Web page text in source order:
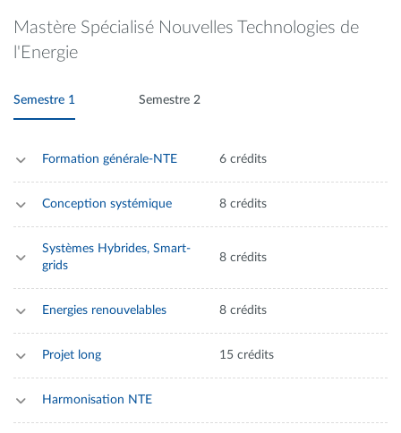
Mastère Spécialisé Nouvelles Technologies de
l'Energie
Semestre 1 Semestre 2
Formation générale-NTE 6 crédits
Conception systémique 8 crédits
Systèmes Hybrides, Smart-
grids
8 crédits
Energies renouvelables 8 crédits
Projet long 15 crédits
Harmonisation NTE